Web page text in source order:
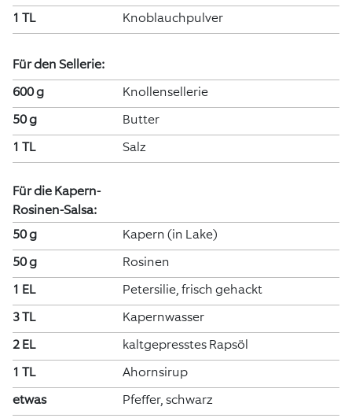
1 TL
Knoblauchpulver
Für den Sellerie:
600 g
Knollensellerie
50 g
Butter
1 TL
Salz
Für die Kapern-
Rosinen-Salsa:
50 g
Kapern (in Lake)
50 g
Rosinen
1 EL
Petersilie, frisch gehackt
3 TL
Kapernwasser
2 EL
kaltgepresstes Rapsöl
1 TL
Ahornsirup
etwas
Pfeffer, schwarz